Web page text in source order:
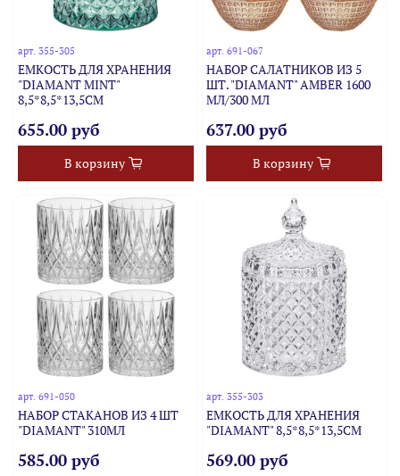
арт.355-305
ЕМКОСТЬ ДЛЯ ХРАНЕНИЯ
"DIAMANT MINT"
8,5*8,5*13,5СМ
655.00 руб
В корзину
арт. 691-067
НАБОР САЛАТНИКОВ ИЗ 5
ШТ. "DIAMANT" AMBER 1600
МЛ/300 МЛ
637.00 руб
В корзину
арт.691-050
НАБОР СТАКАНОВ ИЗ 4 ШТ
"DIAMANT" 310МЛ
585.00 руб
арт. 355-303
ЕМКОСТЬ ДЛЯ ХРАНЕНИЯ
"DIAMANT" 8,5*8,5*13,5СМ
569.00 руб